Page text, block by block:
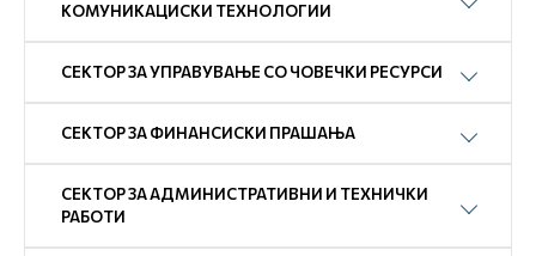
КОМУНИКАЦИСКИ ТЕХНОЛОГИИ
СЕКТОР ЗА УПРАВУВАЊЕ СО ЧОВЕЧКИ РЕСУРСИ
СЕКТОР ЗА ФИНАНСИСКИ ПРАШАЊА
СЕКТОР ЗА АДМИНИСТРАТИВНИ И ТЕХНИЧКИ
РАБОТИ